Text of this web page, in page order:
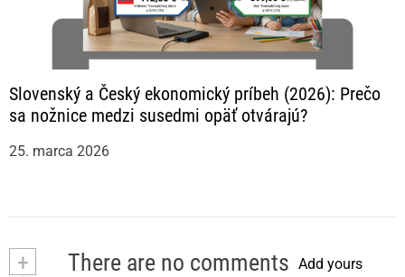
Slovenský a Český ekonomický príbeh (2026): Prečo
sa nožnice medzi susedmi opäť otvárajú?
25. marca 2026
+ There are no comments Add yours